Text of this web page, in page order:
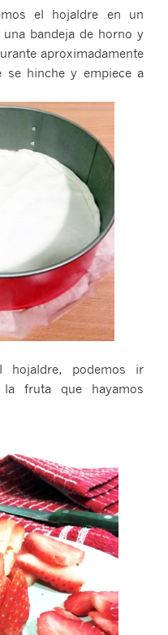
el hojaldre en un
bandeja de horno y
aproximadamente
se hinche y empiece a
hojaldre, podemos ir
fruta que hayamos